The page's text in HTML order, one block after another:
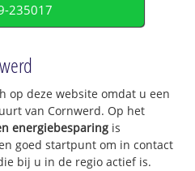
235017
op deze website omdat u een
van Cornwerd. Op het
energiebesparing is
goed startpunt om in contact
bij u in de regio actief is.